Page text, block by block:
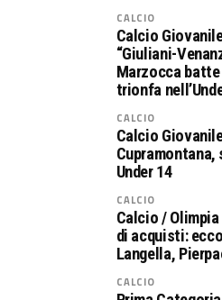
CALCIO
Calcio
“Giuliani-
Marzocca
trionfa
CALCIO
Calcio
Under 14
CALCIO
Calcio /
di acquisti:
Langella,
CALCIO